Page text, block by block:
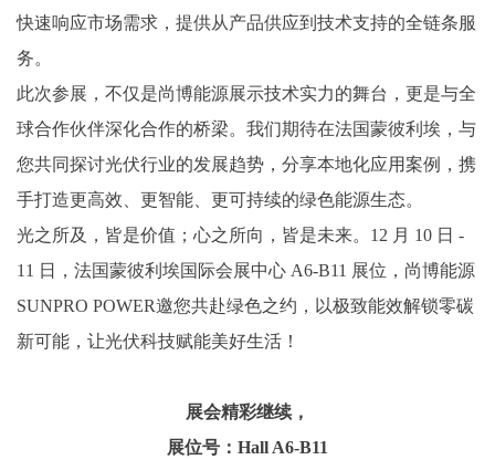
快速响应市场需求，提供从产品供应到技术支持的全链条服
务。
此次参展，不仅是尚博能源展示技术实力的舞台，更是与全
球合作伙伴深化合作的桥梁。我们期待在法国蒙彼利埃，与
您共同探讨光伏行业的发展趋势，分享本地化应用案例，携
手打造更高效、更智能、更可持续的绿色能源生态。
光之所及，皆是价值；心之所向，皆是未来。12 月 10 日 -
11 日，法国蒙彼利埃国际会展中心 A6-B11 展位，尚博能源
SUNPRO POWER邀您共赴绿色之约，以极致能效解锁零碳
新可能，让光伏科技赋能美好生活！
展会精彩继续，
展位号：Hall A6-B11